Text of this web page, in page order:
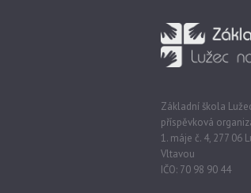
Základní škola
příspěvková
1. máje č. 4, 277 06
Vltavou
IČO: 70 98 90 44